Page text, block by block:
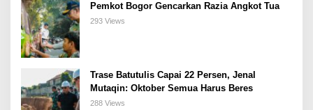
Pemkot Bogor Gencarkan Razia Angkot Tua
293 Views
Trase Batutulis Capai 22 Persen, Jenal
Mutaqin: Oktober Semua Harus Beres
288 Views